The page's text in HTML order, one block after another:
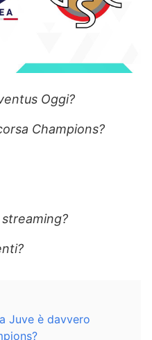
Oggi?
Champions?
Juve è davvero